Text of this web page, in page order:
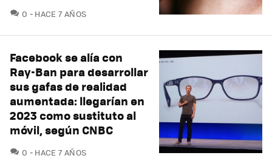
0 COMENTARIOS
HACE 7 AÑOS
Facebook se alía con
Ray-Ban para desarrollar
sus gafas de realidad
aumentada: llegarían en
2023 como sustituto al
móvil, según CNBC
0 COMENTARIOS
HACE 7 AÑOS